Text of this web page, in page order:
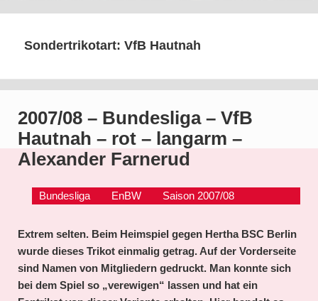
Sondertrikotart:VfB Hautnah
2007/08 – Bundesliga – VfB
Hautnah – rot – langarm –
Alexander Farnerud
Bundesliga EnBW Saison 2007/08
Extrem selten. Beim Heimspiel gegen Hertha BSC Berlin
wurde dieses Trikot einmalig getrag. Auf der Vorderseite
sind Namen von Mitgliedern gedruckt. Man konnte sich
bei dem Spiel so „verewigen“ lassen und hat ein